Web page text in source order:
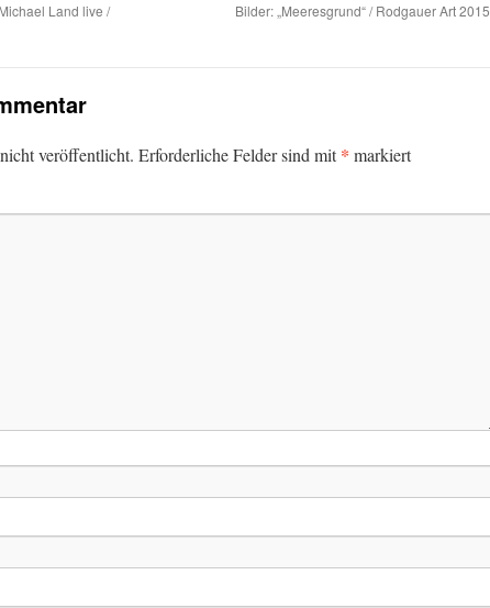
Land live /
Bilder: „Meeresgrund“ / Rodgauer Art 2015
veröffentlicht. Erforderliche Felder sind mit* markiert